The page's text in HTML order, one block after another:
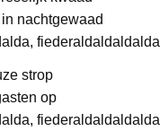
nachtgewaad
fiederaldaldaldalda
strop
op
fiederaldaldaldalda